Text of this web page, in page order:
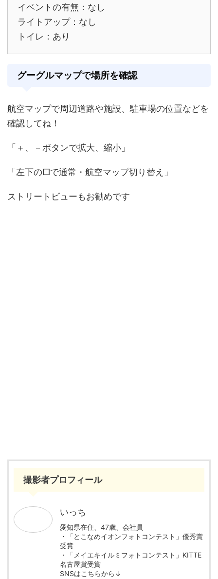
イベントの有無：なし
ライトアップ：なし
トイレ：あり
グーグルマップで場所を確認
航空マップで周辺道路や施設、駐車場の位置などを
確認してね！
「＋、－ボタンで拡大、縮小」
「左下の□で通常・航空マップ切り替え」
ストリートビューもお勧めです
撮影者プロフィール
いっち
愛知県在住、47歳、会社員
・「とこなめイオンフォトコンテスト」優秀賞
受賞
・「メイエキイルミフォトコンテスト」KITTE
名古屋賞受賞
SNSはこちらから↓